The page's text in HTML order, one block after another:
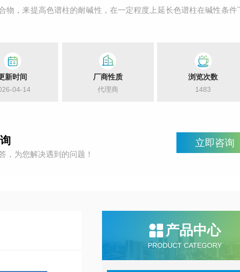
物，来提高色谱柱的耐碱性，在一定程度上延长色谱柱在碱性条件
新时间
04-14
厂商性质
代理商
浏览次数
1483
，为您解决遇到的问题！
立即咨询
产品中心
PRODUCT CATEGORY